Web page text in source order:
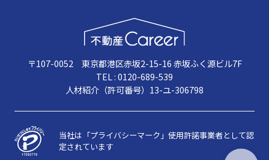
〒107-0052 東京都港区赤坂2-15-16 赤坂ふく源ビル7F
TEL : 0120-689-539
人材紹介（許可番号）13-ユ-306798
当社は「プライバシーマーク」使用許諾事業者として認
定されています